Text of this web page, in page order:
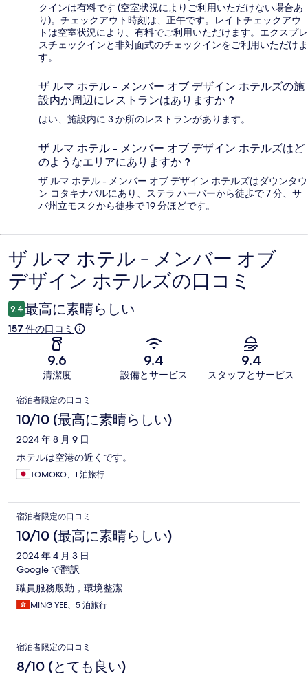
クインは有料です (空室状況によりご利用いただけない場合あ
り)。チェックアウト時刻は、正午です。レイトチェックアウ
トは空室状況により、有料でご利用いただけます。エクスプレ
スチェックインと非対面式のチェックインをご利用いただけま
す。
ザ ルマ ホテル - メンバー オブ デザイン ホテルズの施
設内か周辺にレストランはありますか ?
はい、施設内に 3 か所のレストランがあります。
ザ ルマ ホテル - メンバー オブ デザイン ホテルズはど
のようなエリアにありますか ?
ザ ルマ ホテル - メンバー オブ デザイン ホテルズはダウンタウ
ン コタキナバルにあり、ステラ ハーバーから徒歩で 7 分、サ
バ州立モスクから徒歩で 19 分ほどです。
口
コ
ミ
ザ ルマ ホテル - メンバー オブ
デザイン ホテルズの口コミ
9.4 最高に素晴らしい
157 件の口コミ
9.6
清潔度
9.4
設備とサービス
9.4
スタッフとサービス
口
コ
ミ
宿泊者限定の口コミ
10/10 (最高に素晴らしい)
2024 年 8 月 9 日
ホテルは空港の近くです。
TOMOKO、1 泊旅行
宿泊者限定の口コミ
10/10 (最高に素晴らしい)
2024 年 4 月 3 日
Google で翻訳
職員服務殷勤，環境整潔
MING YEE、5 泊旅行
宿泊者限定の口コミ
8/10 (とても良い)